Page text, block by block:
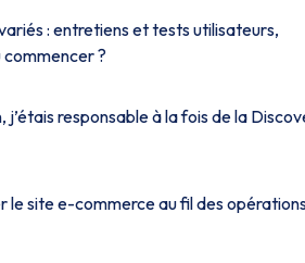
: entretiens et tests utilisateurs,
?
responsable à la fois de la
le site e-commerce au fil des